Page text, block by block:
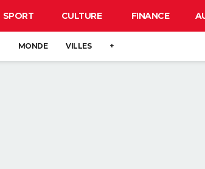
SPORT CULTURE FINANCE
MONDE VILLES +